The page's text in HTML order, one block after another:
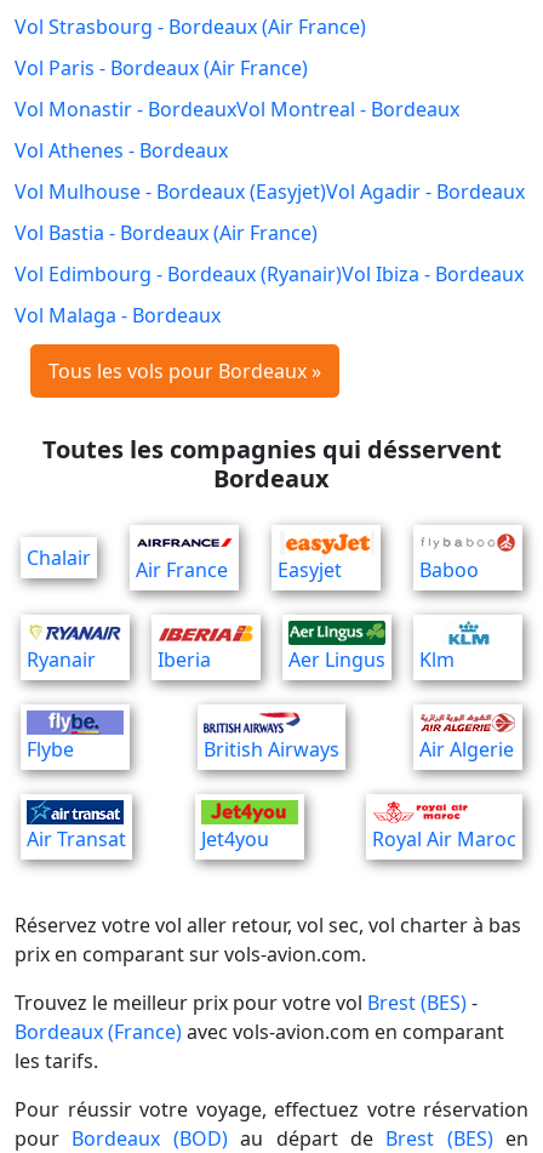
Vol Strasbourg - Bordeaux (Air France)
Vol Paris - Bordeaux (Air France)
Vol Monastir - BordeauxVol Montreal - Bordeaux
Vol Athenes - Bordeaux
Vol Mulhouse - Bordeaux (Easyjet)Vol Agadir - Bordeaux
Vol Bastia - Bordeaux (Air France)
Vol Edimbourg - Bordeaux (Ryanair)Vol Ibiza - Bordeaux
Vol Malaga - Bordeaux
Tous les vols pour Bordeaux »
Toutes les compagnies qui désservent
Bordeaux
Chalair Air France Easyjet Baboo
Ryanair Iberia Aer Lingus Klm
Flybe British Airways Air Algerie
Air Transat Jet4you Royal Air Maroc
Réservez votre vol aller retour, vol sec, vol charter à bas
prix en comparant sur vols-avion.com.
Trouvez le meilleur prix pour votre vol Brest (BES)-
Bordeaux (France)avec vols-avion.com en comparant
les tarifs.
Pour réussir votre voyage, effectuez votre réservation
pour Bordeaux (BOD)au départ de Brest (BES)en